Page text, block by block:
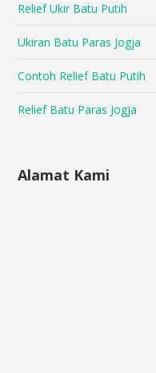
Relief Ukir Batu Putih
Ukiran Batu Paras Jogja
Contoh Relief Batu Putih
Relief Batu Paras Jogja
Alamat Kami